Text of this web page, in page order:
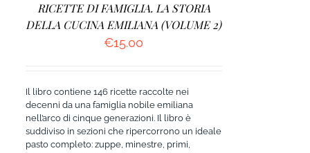
RICETTE DI FAMIGLIA. LA STORIA
DELLA CUCINA EMILIANA (VOLUME 2)
€15.00
Il libro contiene 146 ricette raccolte nei
decenni da una famiglia nobile emiliana
nell’arco di cinque generazioni. Il libro è
suddiviso in sezioni che ripercorrono un ideale
pasto completo: zuppe, minestre, primi,